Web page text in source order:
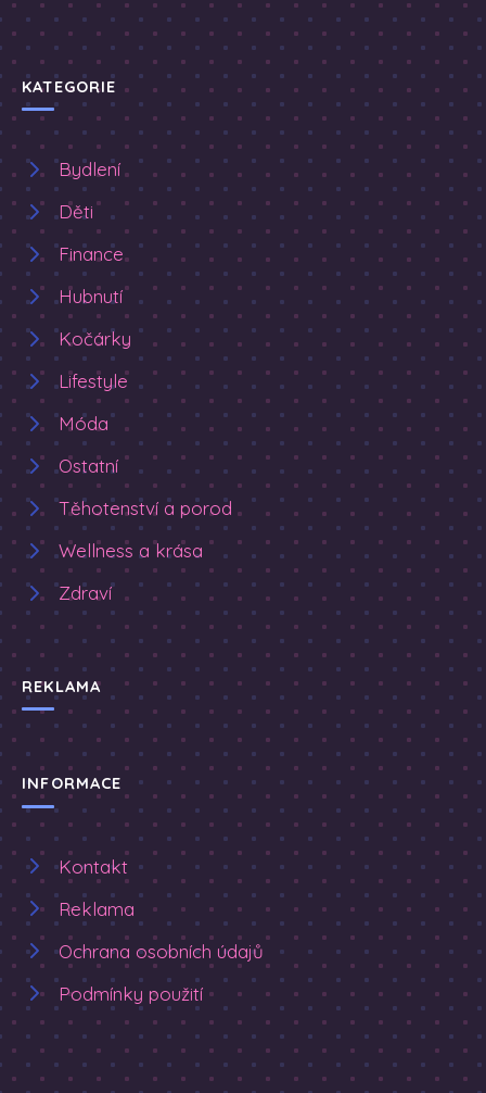
KATEGORIE
Bydlení
Děti
Finance
Hubnutí
Kočárky
Lifestyle
Móda
Ostatní
Těhotenství a porod
Wellness a krása
Zdraví
REKLAMA
INFORMACE
Kontakt
Reklama
Ochrana osobních údajů
Podmínky použití